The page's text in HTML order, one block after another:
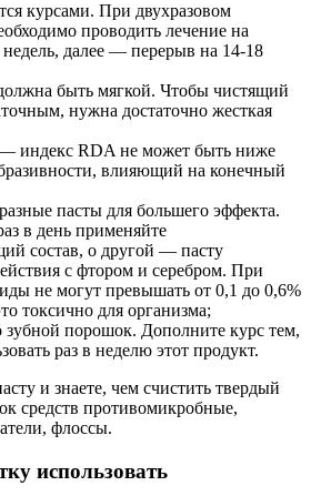
курсами. При двухразовом
проводить лечение на
далее — перерыв на 14-18
быть мягкой. Чтобы чистящий
нужна достаточно жесткая
индекс RDA не может быть ниже
влияющий на конечный
пасты для большего эффекта.
в день применяйте
состав, о другой — пасту
с фтором и серебром. При
не могут превышать от 0,1 до 0,6%
токсично для организма;
зубной порошок. Дополните курс тем,
раз в неделю этот продукт.
и знаете, чем счистить твердый
средств противомикробные,
флоссы.
использовать